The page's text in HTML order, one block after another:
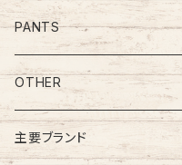
Tee
S/L Tee
Polo Shirt
Shirt
PANTS
Jeans/Denim
Work Pants
OTHER
主要ブランド